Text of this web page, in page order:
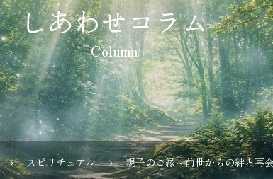
しあわせコラム
Column
スピリチュアル 親子のご縁～前世からの絆と再